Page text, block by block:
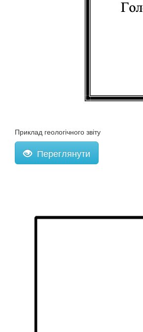
Приклад геологічного звіту
Переглянути